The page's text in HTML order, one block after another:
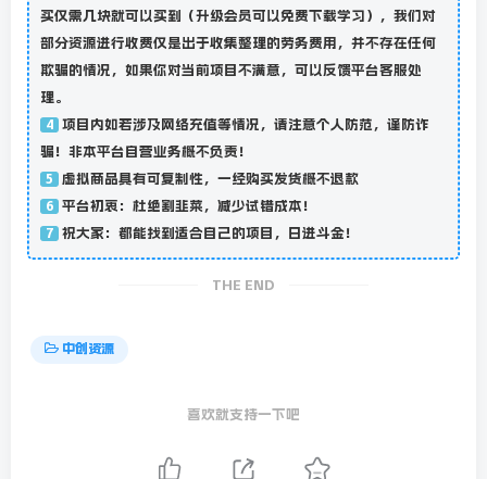
买仅需几块就可以买到（升级会员可以免费下载学习），我们对
部分资源进行收费仅是出于收集整理的劳务费用，并不存在任何
欺骗的情况，如果你对当前项目不满意，可以反馈平台客服处
理。
4
项目内如若涉及网络充值等情况，请注意个人防范，谨防诈
骗！非本平台自营业务概不负责！
5 虚拟商品具有可复制性，一经购买发货概不退款
6 平台初衷：杜绝割韭菜，减少试错成本！
7 祝大家：都能找到适合自己的项目，日进斗金！
THE END
中创资源
喜欢就支持一下吧